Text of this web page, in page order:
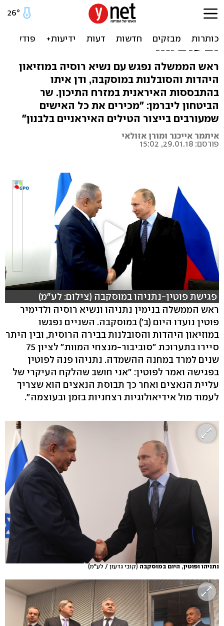
נתניהו לפוטין: "לעמוד מול
אידיאולוגיות רצחניות בזמן
ובעוצמה"
ראש הממשלה נפגש עם נשיא רוסיה במוזיאון
היהדות והסובלנות במוסקבה, ודן איתו
בהתבססות האיראנית במזרח התיכון. שר
הביטחון ליברמן: "מכירים את כל האישים
שמעורבים בייצור הטילים האיראניים בלבנון"
איתמר אייכנר ומורן אזולאי
פורסם: 29.01.18, 15:02
פגישת פוטין-נתניהו במוסקבה (צילום: לע"מ)
ראש הממשלה בנימין נתניהו ונשיא רוסיה ולדימיר
פוטין נועדו היום (ב') במוסקבה. השניים נפגשו
במוזיאון היהדות והסובלנות בבירה הרוסית, ובין היתר
סיירו בתערוכת "סוביבור-מנצחי המוות" לציון 75
שנים למרד במחנה ההשמדה. נתניהו פנה לפוטין
בפגישה ואמר לפוטין: "אני חושב שהלקח העיקרי של
עליית הנאצים ואחר כך תבוסת הנאצים הוא שצריך
לעמוד מול אידיאולוגיות רצחניות בזמן ובעוצמה".
נתניהו ופוטין, היום במוסקבה (קובי גדעון / לע"מ)